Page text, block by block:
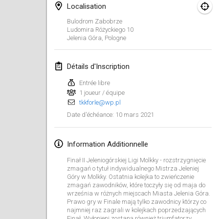
Localisation
Bulodrom Zabobrze
Ludomira Różyckiego 10
Jelenia Góra Pologne
Détails d'Inscription
Entrée libre
1 joueur / équipe
tkkforle@wp.pl
Date d'échéance: 10 mars 2021
Information Additionnelle
Finał II Jeleniogórskiej Ligi Molkky - rozstrzygnięcie
zmagań o tytuł indywidualnego Mistrza Jeleniej
Góry w Molkky. Ostatnia kolejka to zwieńczenie
zmagań zawodników, które toczyły się od maja do
września w różnych miejscach Miasta Jelenia Góra.
Prawo gry w Finale mają tylko zawodnicy którzy co
najmniej raz zagrali w kolejkach poprzedzających
ANNULÉ
20 mars 2021| France
avril 2021
9 avr. 2021
ANNULÉ
Indoor de la CASAS
10 avr. 2021 | République tchèque
ANNULÉ
Doublette du Molkkamis
24 avr. 2021|Belgique
ANNULÉ
Individuel du Molkkamis